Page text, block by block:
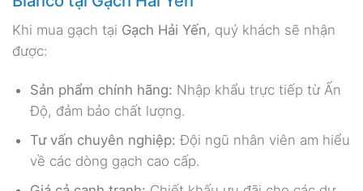
Khi mua gạch tại Gạch Hải Yến, quý khách sẽ nhận
được:
Sản phẩm chính hãng: Nhập khẩu trực tiếp từ Ấn
Độ, đảm bảo chất lượng.
Tư vấn chuyên nghiệp: Đội ngũ nhân viên am hiểu
về các dòng gạch cao cấp.